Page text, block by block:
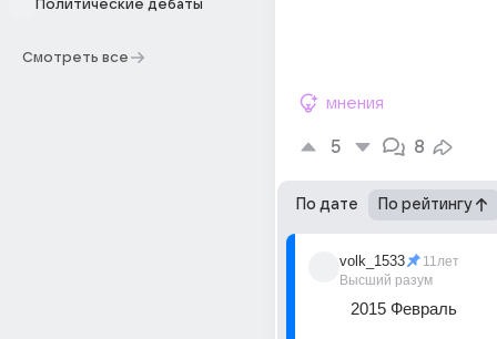
Политические дебаты
Смотреть все
мнения
5 8
По дате По рейтингу
volk_1533
Высший разум
11лет
2015 Февраль